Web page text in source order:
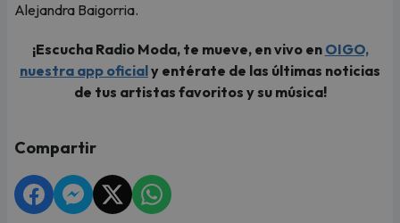
Alejandra Baigorria.
¡Escucha Radio Moda, te mueve, en vivo en OIGO,
nuestra app oficialy entérate de las últimas noticias
de tus artistas favoritos y su música!
Compartir